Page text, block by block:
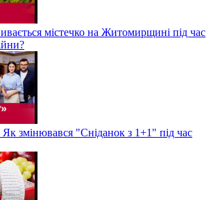
містечко на Житомирщині під час
Як змінювався "Сніданок з 1+1" під час